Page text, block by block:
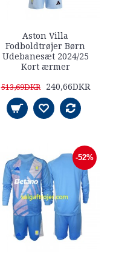
Aston Villa
Fodboldtrøjer Børn
Udebanesæt 2024/25
Kort ærmer
513,69DKR 240,66DKR
-52%